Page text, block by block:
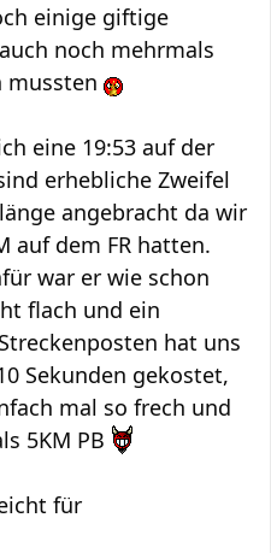
einige giftige
noch mehrmals
mussten
eine 19:53 auf der
erhebliche Zweifel
angebracht da wir
auf dem FR hatten.
war er wie schon
flach und ein
hat uns
Sekunden gekostet,
mal so frech und
5KM PB
für